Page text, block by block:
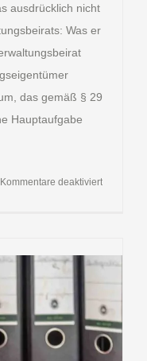
ausdrücklich nicht
Was er
das gemäß § 29
Hauptaufgabe
Kommentare deaktiviertfür
GdWE
nicht
–